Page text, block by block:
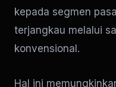
kepada segmen
terjangkau melalui
konvensional.
Hal ini